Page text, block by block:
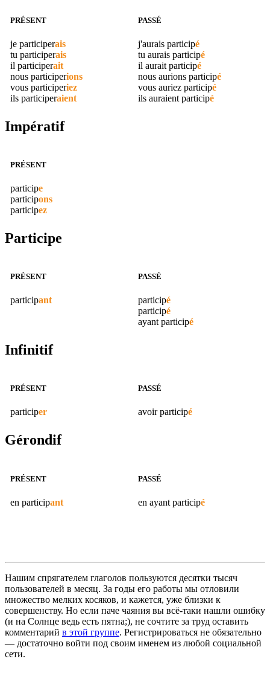
PRÉSENT
je participerais
tu participerais
il participerait
nous participerions
vous participeriez
ils participeraient
PASSÉ
j'aurais participé
tu aurais participé
il aurait participé
nous aurions participé
vous auriez participé
ils auraient participé
Impératif
PRÉSENT
participe
participons
participez
Participe
PRÉSENT
participant
PASSÉ
participé
participé
ayant participé
Infinitif
PRÉSENT
participer
PASSÉ
avoirparticipé
Gérondif
PRÉSENT
en participant
PASSÉ
en ayant participé
Нашим спрягателем глаголов пользуются десятки тысяч
пользователей в месяц. За годы его работы мы отловили
множество мелких косяков, и кажется, уже близки к
совершенству. Но если паче чаяния вы всё-таки нашли ошибку
(и на Солнце ведь есть пятна;), не сочтите за труд оставить
комментарий в этой группе. Регистрироваться не обязательно
— достаточно войти под своим именем из любой социальной
сети.